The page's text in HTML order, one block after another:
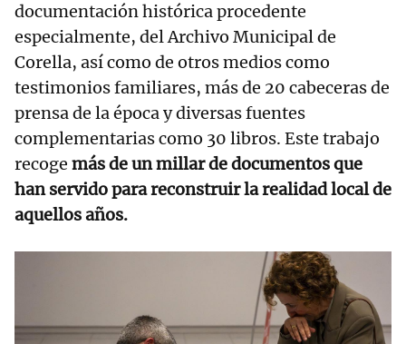
documentación histórica procedente
especialmente, del Archivo Municipal de
Corella, así como de otros medios como
testimonios familiares, más de 20 cabeceras de
prensa de la época y diversas fuentes
complementarias como 30 libros. Este trabajo
recoge más de un millar de documentos que
han servido para reconstruir la realidad local de
aquellos años.